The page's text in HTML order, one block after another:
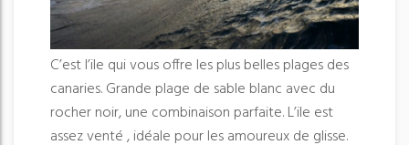
C’est l’ile qui vous offre les plus belles plages des
canaries. Grande plage de sable blanc avec du
rocher noir, une combinaison parfaite. L’ile est
assez venté , idéale pour les amoureux de glisse.